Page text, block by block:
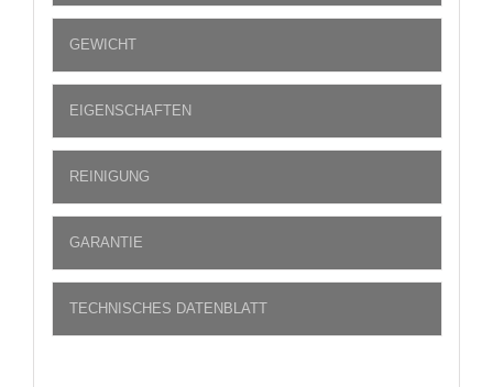
GEWICHT
EIGENSCHAFTEN
REINIGUNG
GARANTIE
TECHNISCHES DATENBLATT